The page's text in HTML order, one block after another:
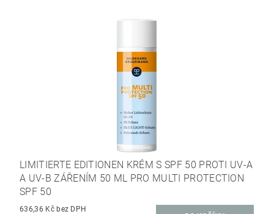
LIMITIERTE EDITIONEN KRÉM S SPF 50 PROTI UV-A
A UV-B ZÁŘENÍM 50 ML PRO MULTI PROTECTION
SPF 50
636,36 Kč bez DPH